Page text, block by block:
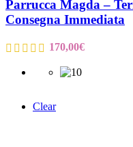
Parrucca Magda –
Consegna Immediata
170,00€
Clear